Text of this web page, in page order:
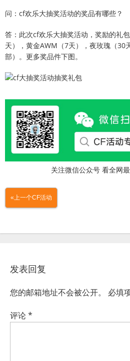
问：cf欢乐大抽奖活动的奖品有哪些？
答：此次cf欢乐大抽奖活动，奖励的礼
天），黄金AWM（7天），夜玫瑰（30
部）。更多奖品件下图。
关注微信公众号 看全网
«上一个CF活动
发表回复
您的邮箱地址不会被公开。 必填
评论*